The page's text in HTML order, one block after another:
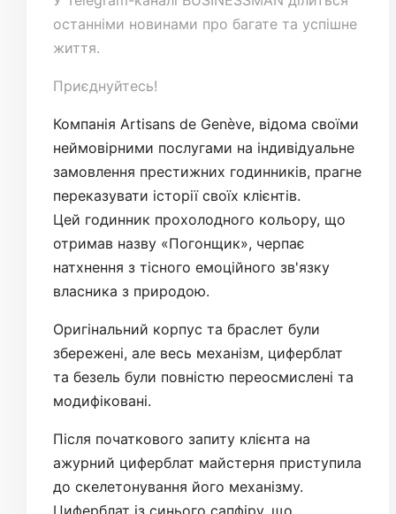
останніми новинами про багате та успішне
життя.
Приєднуйтесь!
Компанія Artisans de Genève, відома своїми
неймовірними послугами на індивідуальне
замовлення престижних годинників, прагне
переказувати історії своїх клієнтів.
Цей годинник прохолодного кольору, що
отримав назву «Погонщик», черпає
натхнення з тісного емоційного зв'язку
власника з природою.
Оригінальний корпус та браслет були
збережені, але весь механізм, циферблат
та безель були повністю переосмислені та
модифіковані.
Після початкового запиту клієнта на
ажурний циферблат майстерня приступила
до скелетонування його механізму.